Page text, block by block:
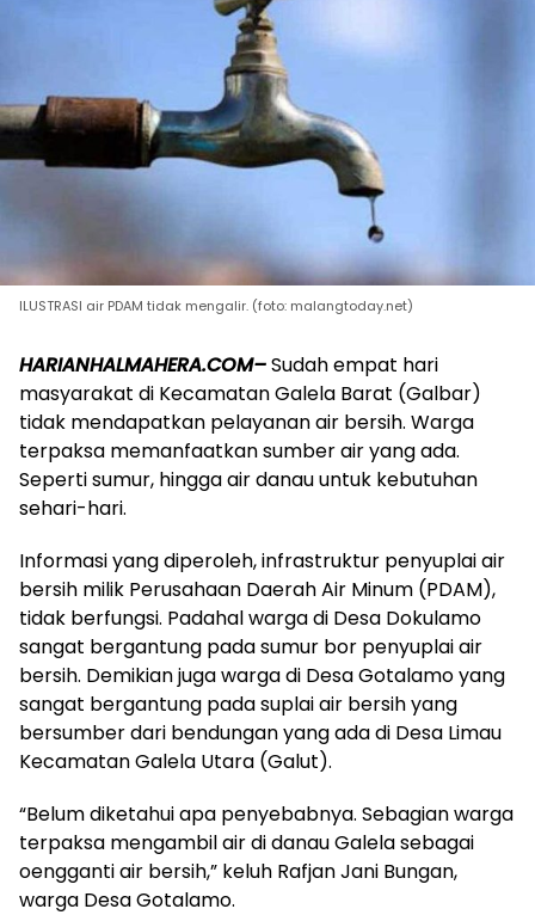
ILUSTRASI air PDAM tidak mengalir. (foto: malangtoday.net)
HARIANHALMAHERA.COM–Sudah empat hari
masyarakat di Kecamatan Galela Barat (Galbar)
tidak mendapatkan pelayanan air bersih. Warga
terpaksa memanfaatkan sumber air yang ada.
Seperti sumur, hingga air danau untuk kebutuhan
sehari-hari.
Informasi yang diperoleh, infrastruktur penyuplai air
bersih milik Perusahaan Daerah Air Minum (PDAM),
tidak berfungsi. Padahal warga di Desa Dokulamo
sangat bergantung pada sumur bor penyuplai air
bersih. Demikian juga warga di Desa Gotalamo yang
sangat bergantung pada suplai air bersih yang
bersumber dari bendungan yang ada di Desa Limau
Kecamatan Galela Utara (Galut).
“Belum diketahui apa penyebabnya. Sebagian warga
terpaksa mengambil air di danau Galela sebagai
oengganti air bersih,” keluh Rafjan Jani Bungan,
warga Desa Gotalamo.